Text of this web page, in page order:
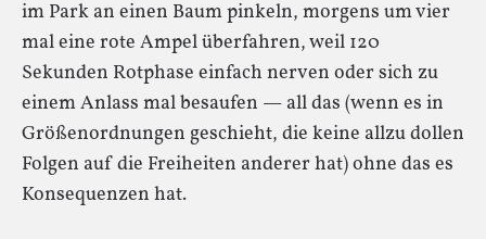
im Park an einen Baum pinkeln, morgens um vier
mal eine rote Ampel überfahren, weil 120
Sekunden Rotphase einfach nerven oder sich zu
einem Anlass mal besaufen — all das (wenn es in
Größenordnungen geschieht, die keine allzu dollen
Folgen auf die Freiheiten anderer hat) ohne das es
Konsequenzen hat.